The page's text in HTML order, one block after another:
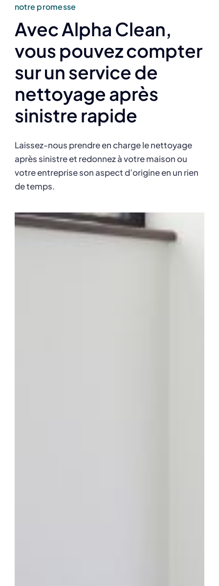
notre promesse
Avec Alpha Clean,
vous pouvez compter
sur un service de
nettoyage après
sinistre rapide
Laissez-nous prendre en charge le nettoyage
après sinistre et redonnez à votre maison ou
votre entreprise son aspect d’origine en un rien
de temps.